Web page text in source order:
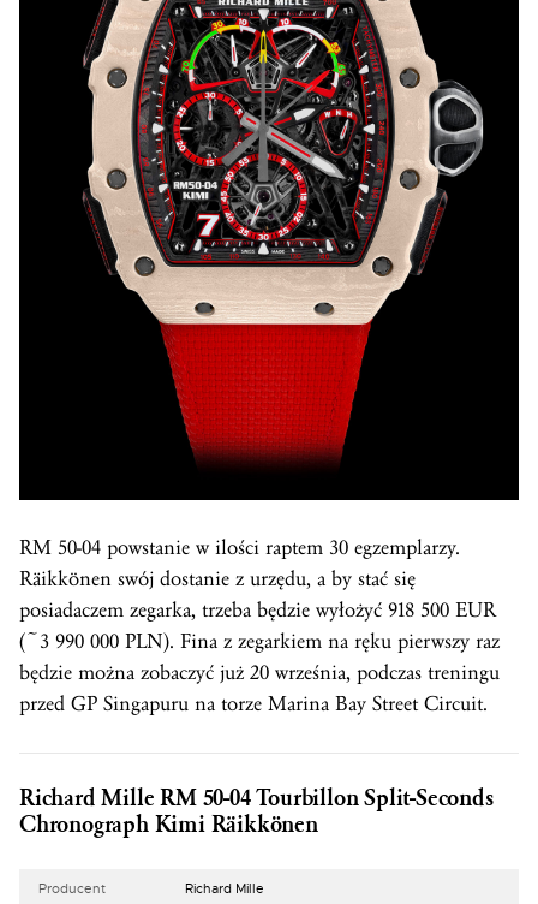
RM 50-04 powstanie w ilości raptem 30 egzemplarzy.
Räikkönen swój dostanie z urzędu, a by stać się
posiadaczem zegarka, trzeba będzie wyłożyć 918 500 EUR
(~3 990 000 PLN). Fina z zegarkiem na ręku pierwszy raz
będzie można zobaczyć już 20 września, podczas treningu
przed GP Singapuru na torze Marina Bay Street Circuit.
Richard Mille RM 50-04 Tourbillon Split-Seconds
Chronograph Kimi Räikkönen
Producent Richard Mille